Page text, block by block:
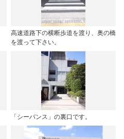
高速道路下の横断歩道を渡り、奥の橋
を渡って下さい。
「シーバンス」の裏口です。